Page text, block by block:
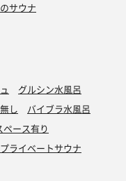
サウナ
グルシン水風呂
し
バイブラ水風呂
ペース有り
プライベートサウナ